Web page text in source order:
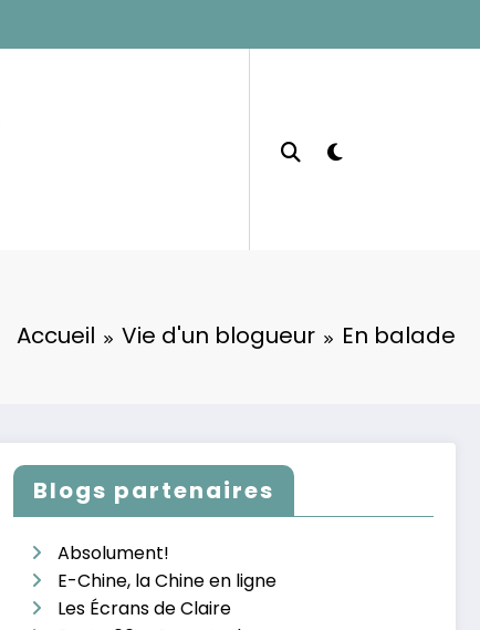
Accueil Vie d'un blogueur En balade
Blogs partenaires
Absolument!
E-Chine, la Chine en ligne
Les Écrans de Claire